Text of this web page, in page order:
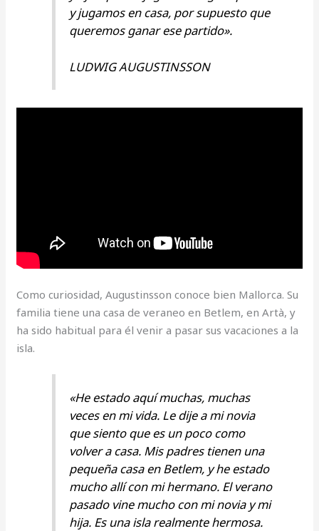
y jugamos en casa, por supuesto que
queremos ganar ese partido».
LUDWIG AUGUSTINSSON
Como curiosidad, Augustinsson conoce bien Mallorca. Su
familia tiene una casa de veraneo en Betlem, en Artà, y
ha sido habitual para él venir a pasar sus vacaciones a la
isla.
«He estado aquí muchas, muchas
veces en mi vida. Le dije a mi novia
que siento que es un poco como
volver a casa. Mis padres tienen una
pequeña casa en Betlem, y he estado
mucho allí con mi hermano. El verano
pasado vine mucho con mi novia y mi
hija. Es una isla realmente hermosa.